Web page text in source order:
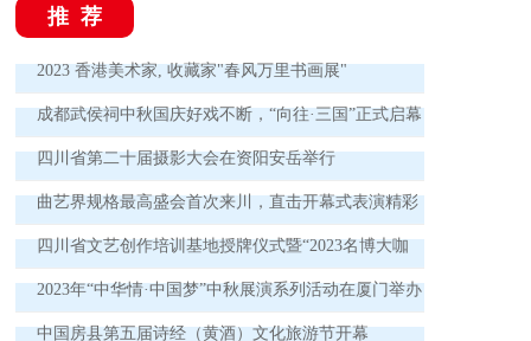
推荐
2023 香港美术家, 收藏家"春风万里书画展"
成都武侯祠中秋国庆好戏不断，“向往·三国”正式启幕
四川省第二十届摄影大会在资阳安岳举行
曲艺界规格最高盛会首次来川，直击开幕式表演精彩
瞬间 欢声笑语讲述中国曲艺新故事
四川省文艺创作培训基地授牌仪式暨“2023名博大咖
德阳行”实践活动启动仪式举行
2023年“中华情·中国梦”中秋展演系列活动在厦门举办
中国房县第五届诗经（黄酒）文化旅游节开幕